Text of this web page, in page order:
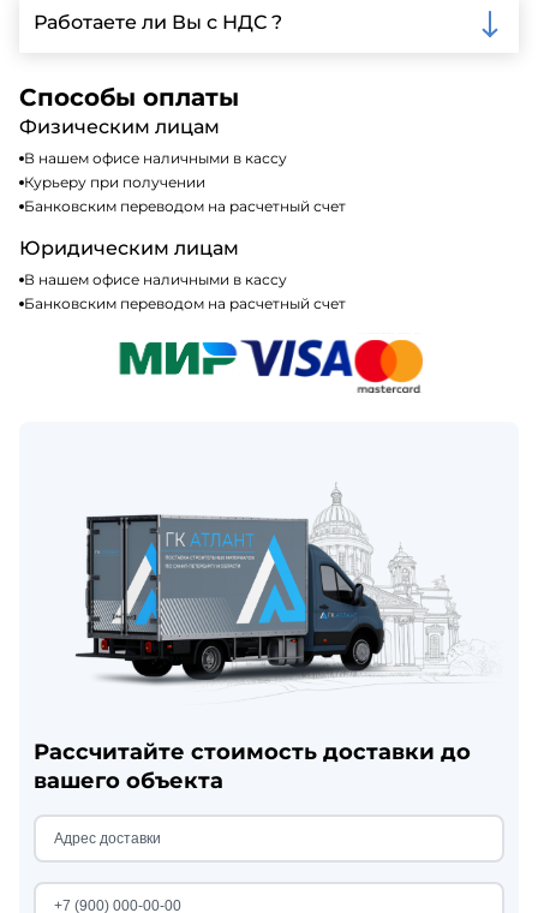
включая наличные, банковские переводы,
кредитные карты. Подробную информацию о
Работаете ли Вы с НДС ?
налогообложения, т.е с НДС 20%
Способы оплаты
Физическим лицам
В нашем офисе наличными в кассу
Курьеру при получении
Банковским переводом на расчетный счет
Юридическим лицам
В нашем офисе наличными в кассу
Банковским переводом на расчетный счет
Рассчитайте стоимость доставки до
вашего объекта